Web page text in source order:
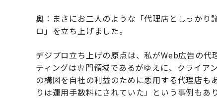
奥 ：まさにお二人のような「代理店としっか
ロ」を立ち上げました。
デジプロ立ち上げの原点は、私がWeb広告の
ティングは専門領域であるがゆえに、クライア
の構図を自社の利益のために悪用する代理店も
りは運用手数料にされていた」という事例もあ